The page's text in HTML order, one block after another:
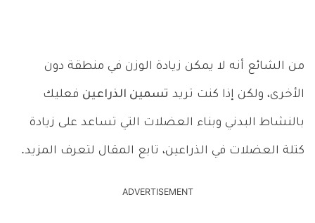
من الشائع أنه لا يمكن زيادة الوزن في منطقة دون
الأخرى، ولكن إذا كنت تريد تسمين الذراعين فعليك
بالنشاط البدني وبناء العضلات التي تساعد على زيادة
كتلة العضلات في الذراعين، تابع المقال لتعرف المزيد.
ADVERTISEMENT